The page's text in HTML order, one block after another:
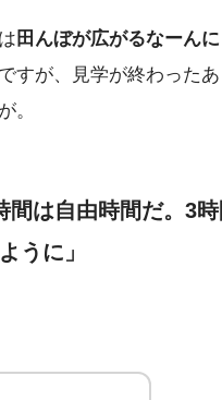
田んぼが広がるなーん
すが、見学が終わった
。
間は自由時間だ。3
うに」